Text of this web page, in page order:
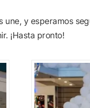
une, y esperamos
¡Hasta pronto!